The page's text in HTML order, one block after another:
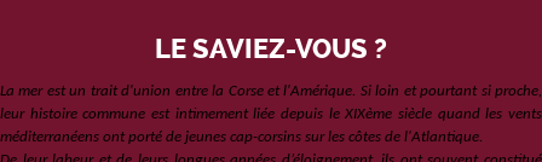
LE SAVIEZ-VOUS ?
La mer est un trait d'union entre la Corse et l'Amérique. Si loin et pourtant si proche,
leur histoire commune est intimement liée depuis le XIXème siècle quand les vents
méditerranéens ont porté de jeunes cap-corsins sur les côtes de l'Atlantique.